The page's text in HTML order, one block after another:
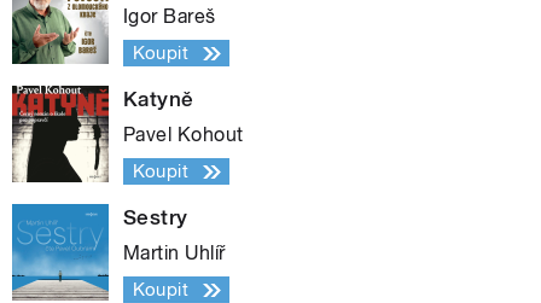
Igor Bareš
Koupit
Katyně
Pavel Kohout
Koupit
Sestry
Martin Uhlíř
Koupit